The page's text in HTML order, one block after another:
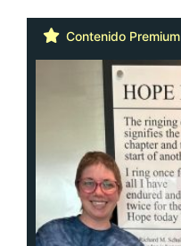
Contenido Premium